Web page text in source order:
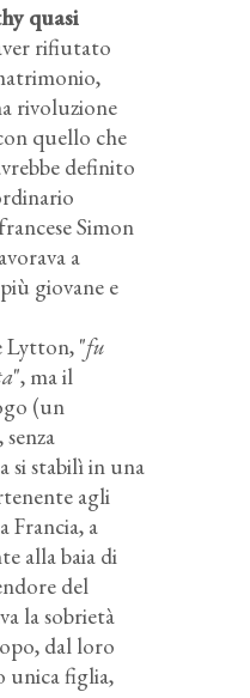
quasi
rifiutato
rivoluzione
quello che
definito
Simon
a
giovane e
Lytton, "fu
", ma il
(un
si stabilì in una
agli
Francia, a
alla baia di
del
la sobrietà
dal loro
unica figlia,